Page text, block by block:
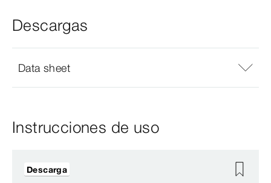
Descargas
Data sheet
Instrucciones de uso
Descarga